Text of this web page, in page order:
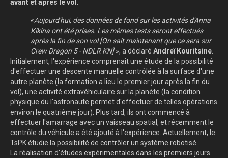
avant et après le vol .
«Aujourd'hui, des données de fond sur les activités d'Anna
Kikina ont été prises. Les mêmes tests seront effectués
après la fin de son vol [On sait maintenant que ce sera sur
Crew Dragon 5 - NDLR KN]», a déclaré Andreï Kouritsine.
Initialement, l'expérience comprenait une étude de la possibilité
d'effectuer une descente manuelle contrôlée à la surface d'une
autre planète (la formation a lieu le premier jour après la fin du
vol), une activité extravéhiculaire sur la planète (la condition
physique du l'astronaute permet d'effectuer de telles opérations
environ le quatrième jour). Plus tard, ils ont commencé à
effectuer l'amarrage avec un vaisseau spatial, et récemment le
contrôle du véhicule a été ajouté à l'expérience. Actuellement, le
TsPK étudie la possibilité de contrôler un système robotisé.
La réalisation d'études expérimentales dans les premiers jours